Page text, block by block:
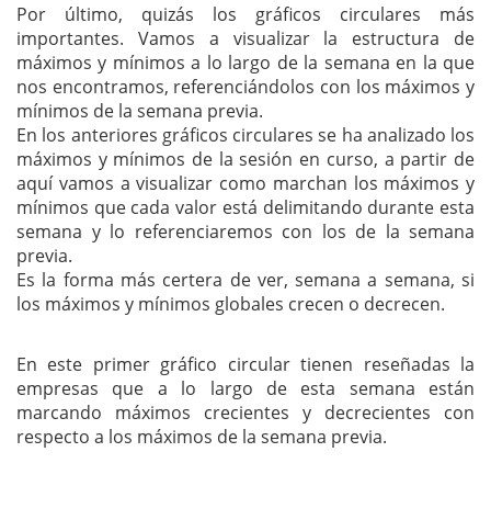
Por último, quizás los gráficos circulares más
importantes. Vamos a visualizar la estructura de
máximos y mínimos a lo largo de la semana en la que
nos encontramos, referenciándolos con los máximos y
mínimos de la semana previa.
En los anteriores gráficos circulares se ha analizado los
máximos y mínimos de la sesión en curso, a partir de
aquí vamos a visualizar como marchan los máximos y
mínimos que cada valor está delimitando durante esta
semana y lo referenciaremos con los de la semana
previa.
Es la forma más certera de ver, semana a semana, si
los máximos y mínimos globales crecen o decrecen.
En este primer gráfico circular tienen reseñadas la
empresas que a lo largo de esta semana están
marcando máximos crecientes y decrecientes con
respecto a los máximos de la semana previa.